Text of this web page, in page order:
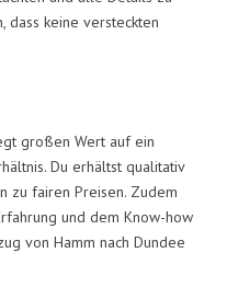
dass keine versteckten
großen Wert auf ein
Du erhältst qualitativ
zu fairen Preisen. Zudem
und dem Know-how
von Hamm nach Dundee